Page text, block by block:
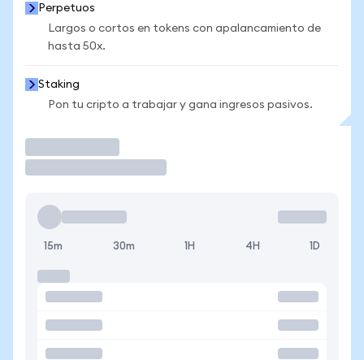
Perpetuos
Largos o cortos en tokens con apalancamiento de
hasta 50x.
Staking
Pon tu cripto a trabajar y gana ingresos pasivos.
15m 30m 1H 4H 1D